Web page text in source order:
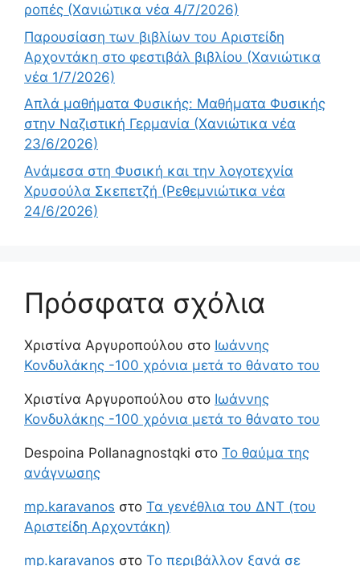
ροπές (Χανιώτικα νέα 4/7/2026)
Παρουσίαση των βιβλίων του Αριστείδη
Αρχοντάκη στο φεστιβάλ βιβλίου (Χανιώτικα
νέα 1/7/2026)
Απλά μαθήματα Φυσικής: Μαθήματα Φυσικής
στην Ναζιστική Γερμανία (Χανιώτικα νέα
23/6/2026)
Ανάμεσα στη Φυσική και την λογοτεχνία
Χρυσούλα Σκεπετζή (Ρεθεμνιώτικα νέα
24/6/2026)
Πρόσφατα σχόλια
Χριστίνα Αργυροπούλου στο Ιωάννης
Κονδυλάκης -100 χρόνια μετά το θάνατο του
Χριστίνα Αργυροπούλου στο Ιωάννης
Κονδυλάκης -100 χρόνια μετά το θάνατο του
Despoina Pollanagnostqki στο Το θαύμα της
ανάγνωσης
mp.karavanos στο Τα γενέθλια του ΔΝΤ (του
Αριστείδη Αρχοντάκη)
mp.karavanos στο Το περιβάλλον ξανά σε